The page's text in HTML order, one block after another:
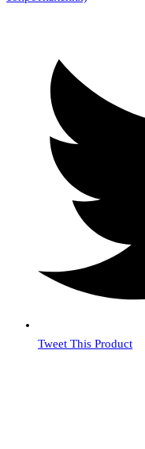
Tweet This Product